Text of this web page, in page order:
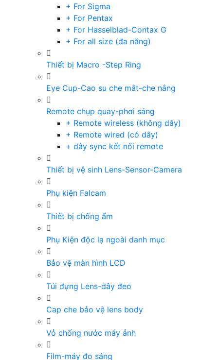
+ For Sigma
+ For Pentax
+ For Hasselblad-Contax G
+ For all size (đa năng)
Thiết bị Macro -Step Ring
Eye Cup-Cao su che mắt-che nắng
Remote chụp quay-phơi sáng
+ Remote wireless (không dây)
+ Remote wired (có dây)
+ dây sync kết nối remote
Thiết bị vệ sinh Lens-Sensor-Camera
Phụ kiện Falcam
Thiết bị chống ẩm
Phụ Kiện độc lạ ngoài danh mục
Bảo vệ màn hình LCD
Túi đựng Lens-dây đeo
Cap che bảo vệ lens body
Vỏ chống nước máy ảnh
Film-máy đo sáng